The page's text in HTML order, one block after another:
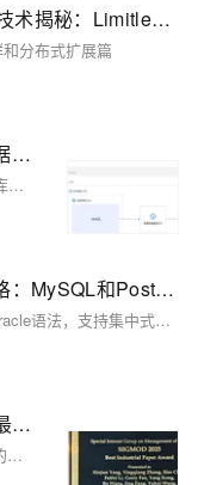
登顶TPC-C｜云原生数据库PolarDB技术揭秘：Limitless集群和分布式扩展篇
分布式扩展篇
免费体验！高效实现自建 MySQL 数据库平滑迁移至 PolarDB-X
PolarDB-X 是阿里云推出的云原生分布式数据库，支持PB级存储扩展、高并发访问与数据强一致，助力企业实现MySQL平滑迁移。现已开放免费体验，点击即享高效、稳定的数据库升级方案。
阿里云PolarDB云原生数据库收费价格：MySQL和PostgreSQL详细介绍
阿里云PolarDB兼容MySQL、PostgreSQL及Oracle语法，支持集中式与分布式架构。标准版2核4G年费1116元起，企业版最高性能达4核16G，支持HTAP与多级高可用，广泛应用于金融、政务、互联网等领域，TCO成本降低50%。
阿里云PolarDB数据库蝉联SIGMOD最佳论文奖
阿里云PolarDB凭借全球首创基于CXL Switch的分布式内存池技术，在SIGMOD 2025上荣获工业赛道“最佳论文奖”，连续两年蝉联该顶会最高奖项。其创新架构PolarCXLMem打破传统RDMA技术瓶颈，性能提升2.1倍，并已落地应用于内存池化场景，推动大模型推理与多模态存储发展，展现CXL Switch在高速互联中的巨大潜力。